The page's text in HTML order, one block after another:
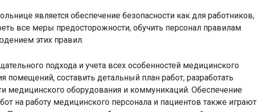
является обеспечение безопасности как для работников,
все меры предосторожности, обучить персонал правилам
этих правил.
подхода и учета всех особенностей медицинского
помещений, составить детальный план работ, разработать
медицинского оборудования и коммуникаций. Обеспечение
на работу медицинского персонала и пациентов также играют